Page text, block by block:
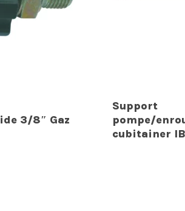
3/8″ Gaz
Support
pompe/
cubitainer